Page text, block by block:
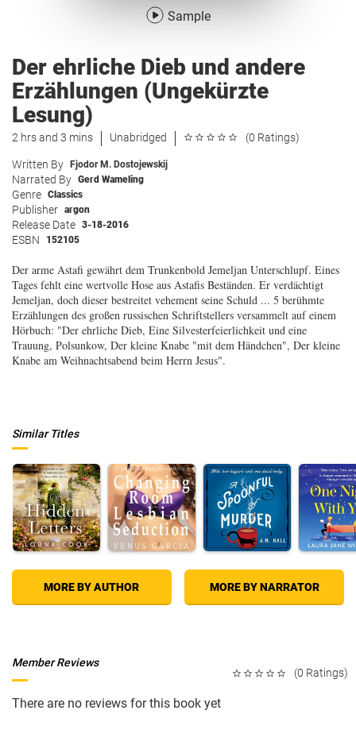
Sample
Der ehrliche Dieb und andere
Erzählungen (Ungekürzte
Lesung)
2 hrs and 3 mins Unabridged (0 Ratings)
Written By Fjodor M. Dostojewskij
Narrated By Gerd Wameling
Genre Classics
Publisher argon
Release Date 3-18-2016
ESBN 152105
Der arme Astafi gewährt dem Trunkenbold Jemeljan Unterschlupf. Eines
Tages fehlt eine wertvolle Hose aus Astafis Beständen. Er verdächtigt
Jemeljan, doch dieser bestreitet vehement seine Schuld ... 5 berühmte
Erzählungen des großen russischen Schriftstellers versammelt auf einem
Hörbuch: "Der ehrliche Dieb, Eine Silvesterfeierlichkeit und eine
Trauung, Polsunkow, Der kleine Knabe "mit dem Händchen", Der kleine
Knabe am Weihnachtsabend beim Herrn Jesus".
Similar Titles
MORE BY AUTHOR MORE BY NARRATOR
(0 Ratings)
Member Reviews
There are no reviews for this book yet